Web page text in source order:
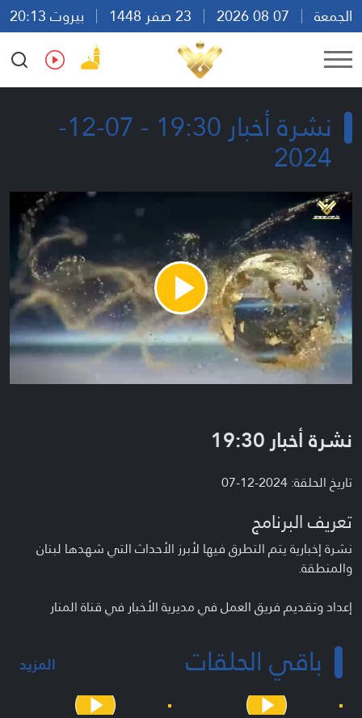
الجمعة
بيروت 20:13
Ar
En Fr Es
نشرة أخبار 19:30 - 07-12-
2024
Play
Video
نشرة أخبار 19:30
تاريخ الحلقة: 2024-12-07
تعريف البرنامج
نشرة إخبارية يتم التطرق فيها لأبرز الأحداث التي شهدها لبنان
والمنطقة.
إعداد وتقديم فريق العمل في مديرية الأخبار في قناة المنار
باقي الحلقات المزيد